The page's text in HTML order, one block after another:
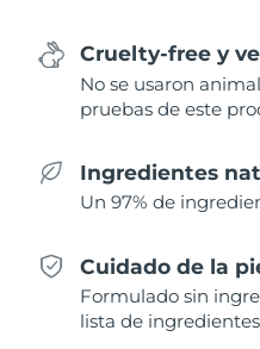
Cruelty-free y
No se usaron
pruebas de este
Ingredientes
Un 97% de
Cuidado de la
Formulado sin
lista de
Uzbekistán